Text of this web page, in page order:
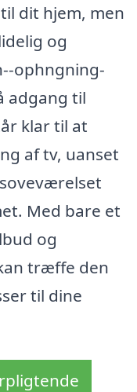
dit hjem, men
og
ophngning-
adgang til
klar til at
af tv, uanset
Med bare et
og
træffe den
til dine